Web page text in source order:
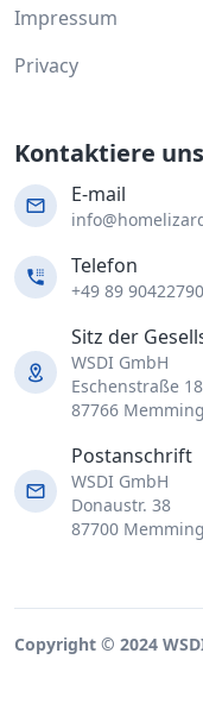
Impressum
Privacy
Kontaktiere uns
E-mail
Telefon
+49 89
Sitz der
WSDI GmbH
Eschenstraße 18
87766
Postanschrift
WSDI GmbH
Donaustr. 38
87700
Copyright © 2024